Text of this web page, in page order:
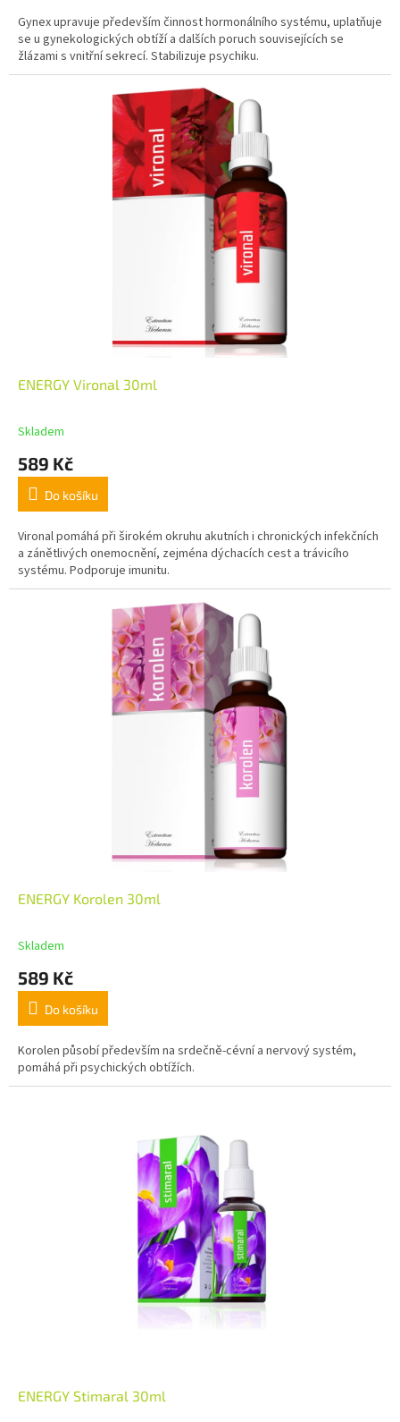
Gynex upravuje především činnost hormonálního systému, uplatňuje
se u gynekologických obtíží a dalších poruch souvisejících se
žlázami s vnitřní sekrecí. Stabilizuje psychiku.
ENERGY Vironal 30ml
Skladem
589 Kč
Do košíku
Vironal pomáhá při širokém okruhu akutních i chronických infekčních
a zánětlivých onemocnění, zejména dýchacích cest a trávicího
systému. Podporuje imunitu.
ENERGY Korolen 30ml
Skladem
589 Kč
Do košíku
Korolen působí především na srdečně-cévní a nervový systém,
pomáhá při psychických obtížích.
ENERGY Stimaral 30ml